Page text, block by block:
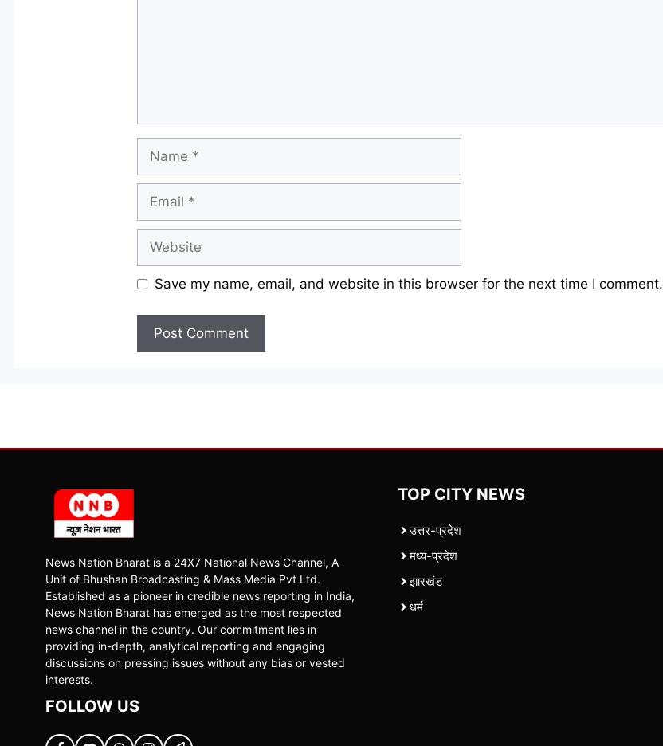
Name
Email
Website
Save my name, email, and website in this browser for the next time I comment.
News Nation Bharat is a 24X7 National News Channel, A
Unit of Bhushan Broadcasting & Mass Media Pvt Ltd.
Established as a pioneer in credible news reporting in India,
News Nation Bharat has emerged as the most respected
news channel in the country. Our commitment lies in
providing in-depth, analytical reporting and engaging
discussions on pressing issues without any bias or vested
interests.
FOLLOW US
TOP CITY NEWS
उत्तर-प्रदेश
मध्य-प्रदेश
झारखंड
धर्म